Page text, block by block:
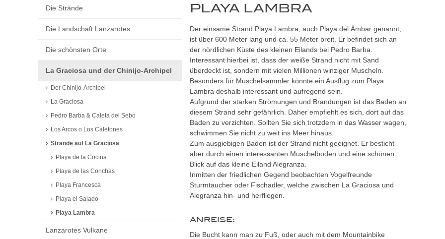
Die Strände
Die Landschaft Lanzarotes
Die schönsten Orte
La Graciosa und der Chinijo-Archipel
Der Chinijo-Archipel
La Graciosa
Pedro Barba & Caleta del Sebo
Los Arcos o Los Caletones
Strände auf La Graciosa
Playa de la Cocina
Playa de las Conchas
Playa Francesca
Playa el Salado
Playa Lambra
Lanzarotes Vulkane
PLAYA LAMBRA
Der einsame Strand Playa Lambra, auch Playa del Ámbar genannt,
ist über 600 Meter lang und ca. 55 Meter breit. Er befindet sich an
der nördlichen Küste des kleinen Eilands bei Pedro Barba.
Interessant hierbei ist, dass der weiße Strand nicht mit Sand
überdeckt ist, sondern mit vielen Millionen winziger Muscheln.
Besonders für Muschelsammler könnte ein Ausflug zum Playa
Lambra deshalb interessant und aufregend sein.
Aufgrund der starken Strömungen und Brandungen ist das Baden an
diesem Strand sehr gefährlich. Daher empfiehlt es sich, dort auf das
Baden zu verzichten. Sollten Sie sich trotzdem in das Wasser wagen,
schwimmen Sie nicht zu weit ins Meer hinaus.
Zum ausgiebigen Baden ist der Strand nicht geeignet. Er besticht
aber durch einen interessanten Muschelboden und eine schönen
Blick auf das kleine Eiland Alegranza.
Inmitten der friedlichen Gegend beobachten Vogelfreunde
Sturmtaucher oder Fischadler, welche zwischen La Graciosa und
Alegranza hin- und herfliegen.
ANREISE:
Die Bucht kann man zu Fuß, oder auch mit dem Mountainbike